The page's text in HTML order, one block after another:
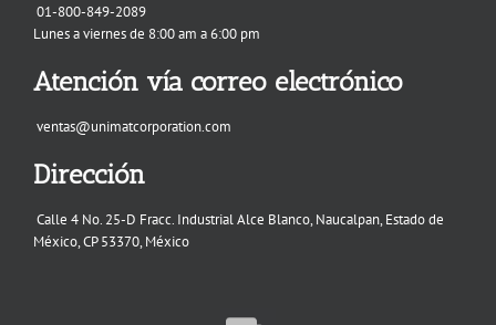
01-800-849-2089
Lunes a viernes de 8:00 am a 6:00 pm
Atención vía correo electrónico
ventas@unimatcorporation.com
Dirección
Calle 4 No. 25-D Fracc. Industrial Alce Blanco, Naucalpan, Estado de
México, CP 53370, México